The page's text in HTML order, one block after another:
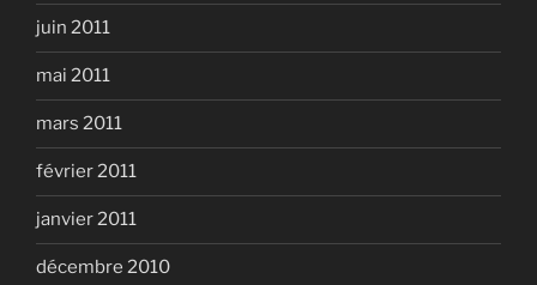
juin 2011
mai 2011
mars 2011
février 2011
janvier 2011
décembre 2010